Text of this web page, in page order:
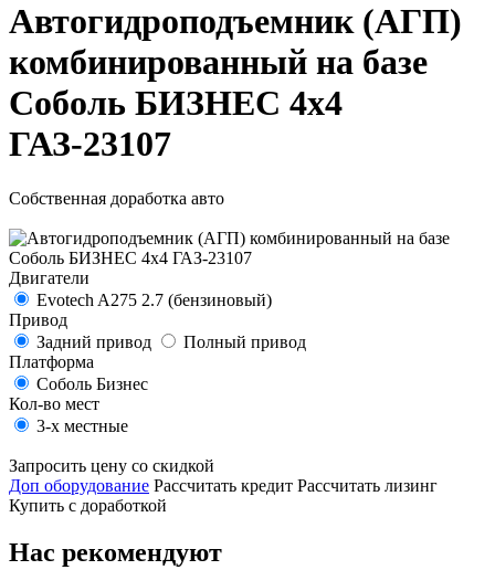
Автогидроподъемник (АГП)
комбинированный на базе
Соболь БИЗНЕС 4х4
ГАЗ-23107
Собственная доработка авто
Двигатели
Evotech A275 2.7 (бензиновый)
Привод
Задний привод
Полный привод
Платформа
Соболь Бизнес
Кол-во мест
3-х местные
Запросить цену со скидкой
Доп оборудование Рассчитать кредит Рассчитать лизинг
Купить с доработкой
Нас рекомендуют